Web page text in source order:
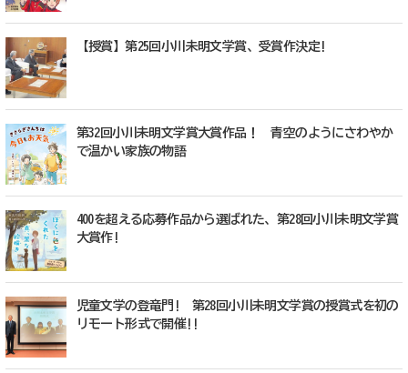
【授賞】第25回小川未明文学賞、受賞作決定!
第32回小川未明文学賞大賞作品！ 青空のようにさわやか
で温かい家族の物語
400を超える応募作品から選ばれた、第28回小川未明文学賞
大賞作!
児童文学の登竜門! 第28回小川未明文学賞の授賞式を初の
リモート形式で開催!!